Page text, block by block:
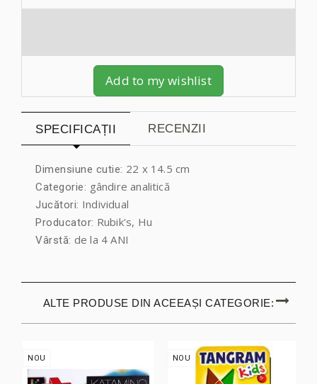
Add to my wishlist
SPECIFICAȚII RECENZII
Dimensiune cutie: 22 x 14.5 cm
Categorie: gândire analitică
Jucători: Individual
Producator: Rubik's, Hu
Vârstă: de la 4 ANI
ALTE PRODUSE DIN ACEEAȘI CATEGORIE:
NOU NOU